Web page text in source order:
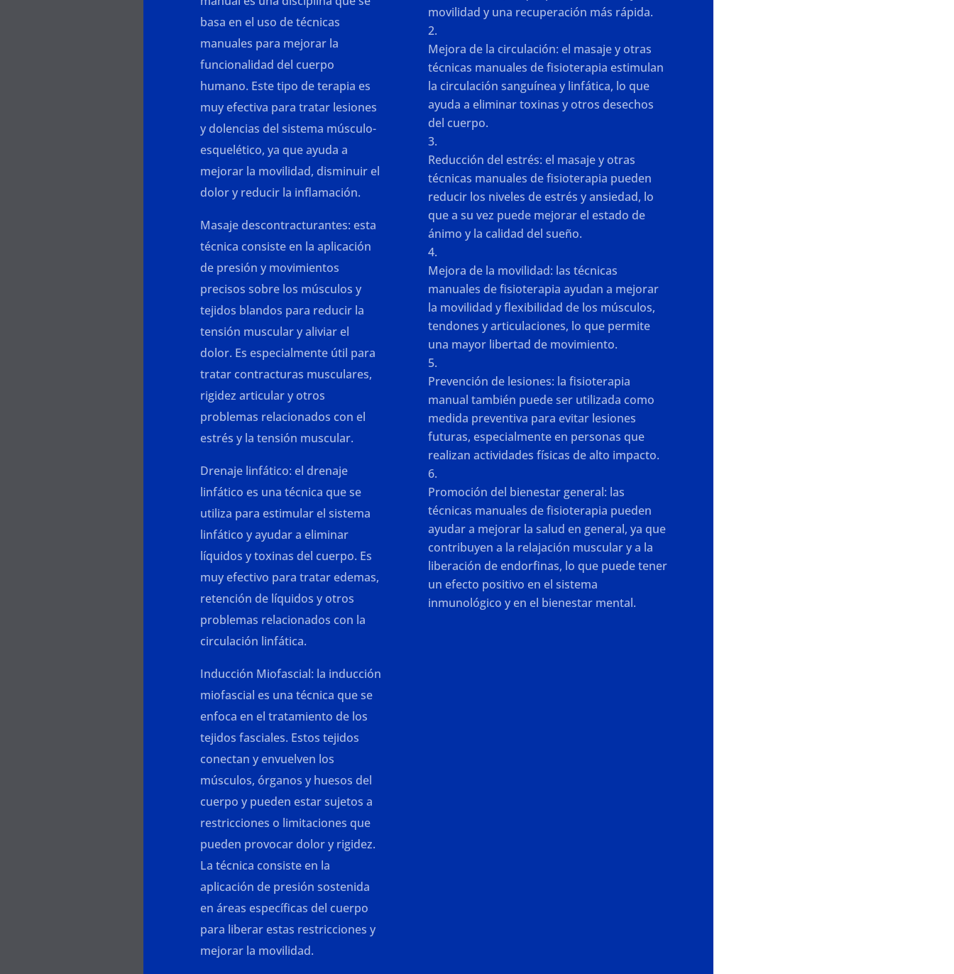
basa en el uso de técnicas
manuales para mejorar la
funcionalidad del cuerpo
humano. Este tipo de terapia es
muy efectiva para tratar lesiones
y dolencias del sistema músculo-
esquelético, ya que ayuda a
mejorar la movilidad, disminuir el
dolor y reducir la inflamación.
Masaje descontracturantes: esta
técnica consiste en la aplicación
de presión y movimientos
precisos sobre los músculos y
tejidos blandos para reducir la
tensión muscular y aliviar el
dolor. Es especialmente útil para
tratar contracturas musculares,
rigidez articular y otros
problemas relacionados con el
estrés y la tensión muscular.
Drenaje linfático: el drenaje
linfático es una técnica que se
utiliza para estimular el sistema
linfático y ayudar a eliminar
líquidos y toxinas del cuerpo. Es
muy efectivo para tratar edemas,
retención de líquidos y otros
problemas relacionados con la
circulación linfática.
Inducción Miofascial: la inducción
miofascial es una técnica que se
enfoca en el tratamiento de los
tejidos fasciales. Estos tejidos
conectan y envuelven los
músculos, órganos y huesos del
cuerpo y pueden estar sujetos a
restricciones o limitaciones que
pueden provocar dolor y rigidez.
La técnica consiste en la
aplicación de presión sostenida
en áreas específicas del cuerpo
para liberar estas restricciones y
mejorar la movilidad.
movilidad y una recuperación más rápida.
Mejora de la circulación: el masaje y otras
técnicas manuales de fisioterapia estimulan
la circulación sanguínea y linfática, lo que
ayuda a eliminar toxinas y otros desechos
del cuerpo.
Reducción del estrés: el masaje y otras
técnicas manuales de fisioterapia pueden
reducir los niveles de estrés y ansiedad, lo
que a su vez puede mejorar el estado de
ánimo y la calidad del sueño.
Mejora de la movilidad: las técnicas
manuales de fisioterapia ayudan a mejorar
la movilidad y flexibilidad de los músculos,
tendones y articulaciones, lo que permite
una mayor libertad de movimiento.
Prevención de lesiones: la fisioterapia
manual también puede ser utilizada como
medida preventiva para evitar lesiones
futuras, especialmente en personas que
realizan actividades físicas de alto impacto.
Promoción del bienestar general: las
técnicas manuales de fisioterapia pueden
ayudar a mejorar la salud en general, ya que
contribuyen a la relajación muscular y a la
liberación de endorfinas, lo que puede tener
un efecto positivo en el sistema
inmunológico y en el bienestar mental.